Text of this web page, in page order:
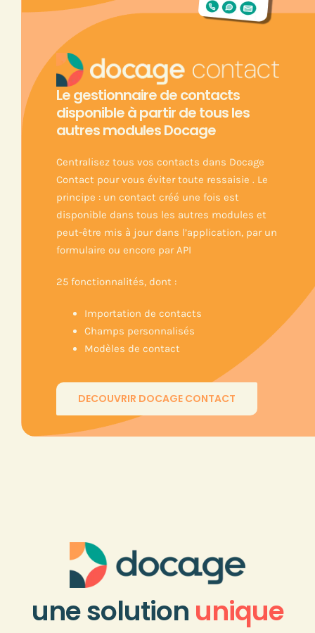
Le gestionnaire de contacts
disponible à partir de tous les
autres modules Docage
Centralisez tous vos contacts dans Docage
Contact pour vous éviter toute ressaisie . Le
principe : un contact créé une fois est
disponible dans tous les autres modules et
peut-être mis à jour dans l’application, par un
formulaire ou encore par API
25 fonctionnalités, dont :
Importation de contacts
Champs personnalisés
Modèles de contact
DECOUVRIR DOCAGE CONTACT
une solution unique